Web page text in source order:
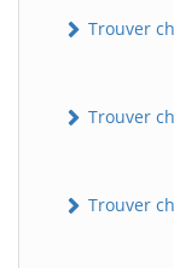
Trouver
Trouver
Trouver